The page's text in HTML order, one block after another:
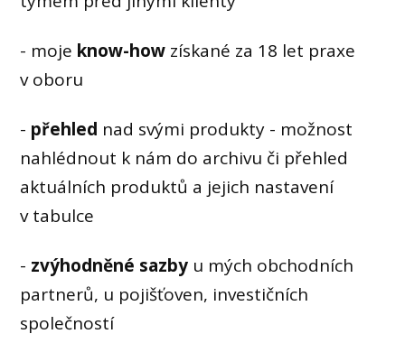
- moje know-how získané za 18 let praxe
v oboru
- přehled nad svými produkty - možnost
nahlédnout k nám do archivu či přehled
aktuálních produktů a jejich nastavení
v tabulce
- zvýhodněné sazby u mých obchodních
partnerů, u pojišťoven, investičních
společností